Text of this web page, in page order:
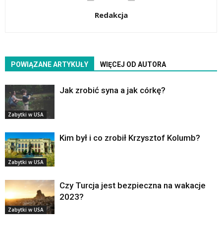
Redakcja
POWIĄZANE ARTYKUŁY WIĘCEJ OD AUTORA
Zabytki w USA
Jak zrobić syna a jak córkę?
Zabytki w USA
Kim był i co zrobił Krzysztof Kolumb?
Zabytki w USA
Czy Turcja jest bezpieczna na wakacje
2023?